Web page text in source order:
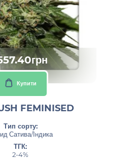
Купити
FEMINISED
Тип сорту:
Сатива/Індика
ТГК:
2-4%